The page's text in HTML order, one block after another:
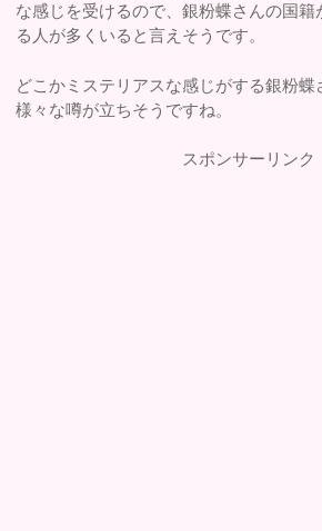
な感じを受けるので、銀粉蝶さんの国籍
る人が多くいると言えそうです。
どこかミステリアスな感じがする銀粉蝶
様々な噂が立ちそうですね。
スポンサーリンク